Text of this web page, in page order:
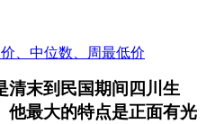
、中位数、周最低价
清末到民国期间四川生
他最大的特点是正面有光